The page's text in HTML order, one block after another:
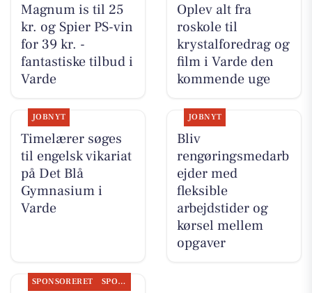
Magnum is til 25
kr. og Spier PS-vin
for 39 kr. -
fantastiske tilbud i
Varde
Oplev alt fra
roskole til
krystalforedrag og
film i Varde den
kommende uge
JOBNYT
Timelærer søges
til engelsk vikariat
på Det Blå
Gymnasium i
Varde
JOBNYT
Bliv
rengøringsmedarb
ejder med
fleksible
arbejdstider og
kørsel mellem
opgaver
SPONSORERET SPONSORERET INDHOLD